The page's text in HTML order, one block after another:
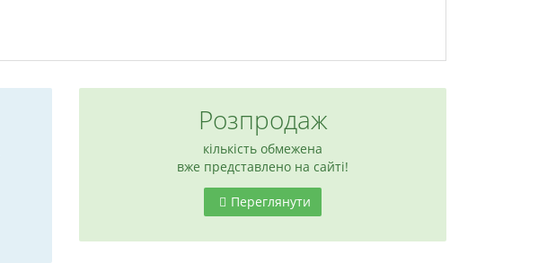
Розпродаж
кількість обмежена
вже представлено на сайті!
Переглянути